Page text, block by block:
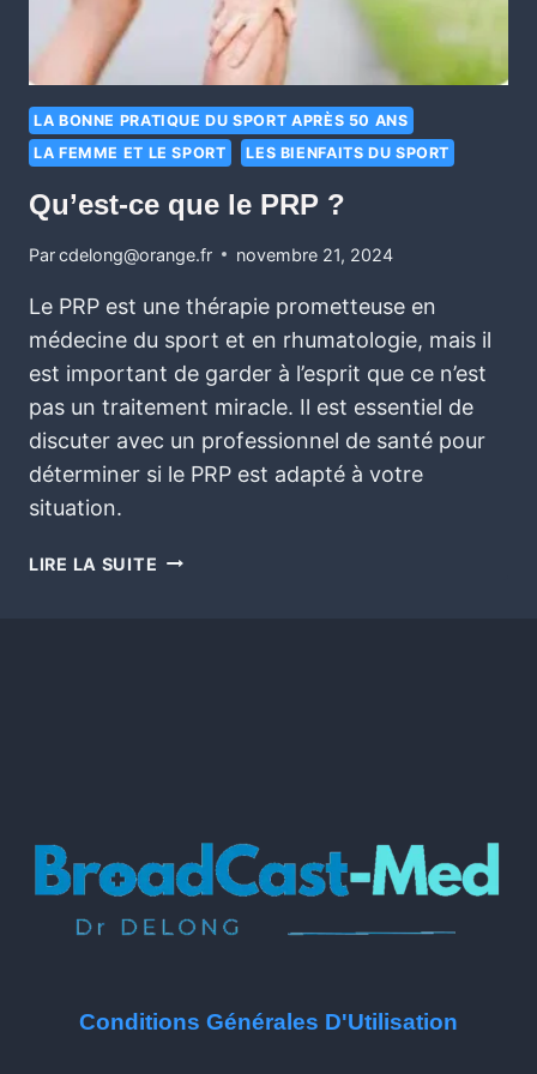
LA BONNE PRATIQUE DU SPORT APRÈS 50 ANS
LA FEMME ET LE SPORT
LES BIENFAITS DU SPORT
Qu’est-ce que le PRP ?
Parcdelong@orange.fr novembre 21, 2024
Le PRP est une thérapie prometteuse en
médecine du sport et en rhumatologie, mais il
est important de garder à l’esprit que ce n’est
pas un traitement miracle. Il est essentiel de
discuter avec un professionnel de santé pour
déterminer si le PRP est adapté à votre
situation.
LIRE LA SUITE
Conditions Générales D'Utilisation